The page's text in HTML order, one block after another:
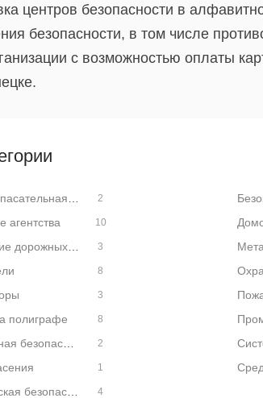
центров безопасности в
безопасности, в том числе
с возможностью оплаты
2
агентства 10
3
8
3
полиграфе 8
2
1
4